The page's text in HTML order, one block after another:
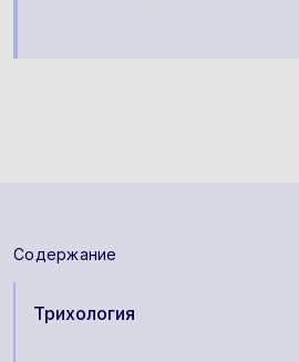
Содержание
Трихология